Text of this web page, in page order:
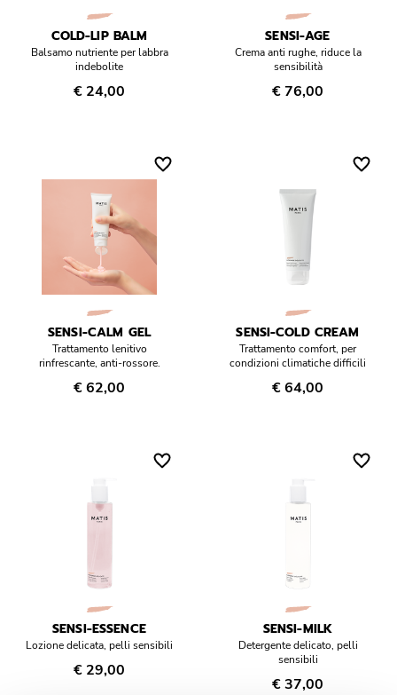
Réponse Délicate
Réponse Éclat
Réponse Fondamentale
Réponse Body
Réponse Soleil
Edizione Limitata
COLD-LIP BALM
Balsamo nutriente per labbra
indebolite
€ 24,00
SENSI-AGE
Crema anti rughe, riduce la
sensibilità
€ 76,00
SENSI-CALM GEL
Trattamento lenitivo
rinfrescante, anti-rossore.
€ 62,00
SENSI-COLD CREAM
Trattamento comfort, per
condizioni climatiche difficili
€ 64,00
SENSI-ESSENCE
Lozione delicata, pelli sensibili
€ 29,00
SENSI-MILK
Detergente delicato, pelli
sensibili
€ 37,00